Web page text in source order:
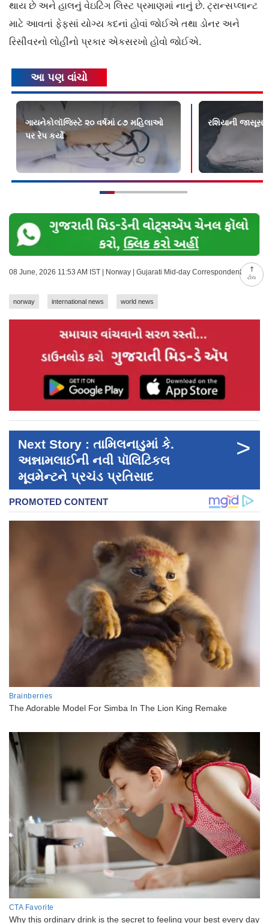
ટોચ
થાય છે અને હાલનું વેઇટિંગ લિસ્ટ પ્રમાણમાં નાનું છે. ટ્રાન્સપ્લાન્ટ
માટે આવતાં ફેફસાં યોગ્ય કદનાં હોવાં જોઈએ તથા ડોનર અને
રિસીવરનો લોહીનો પ્રકાર એકસરખો હોવો જોઈએ.
આ પણ વાંચો
ગાયનેકોલૉજિસ્ટે ૨૦ વર્ષમાં ૮૭ મહિલાઓ
પર રેપ કર્યો
રશિયાની જાસૂસ
08 June, 2026 11:53 AM IST | Norway | Gujarati Mid-day Correspondent
norway international news world news
Next Story : તામિલનાડુમાં કે.
અન્નામલાઈની નવી પૉલિટિકલ
મૂવમેન્ટને પ્રચંડ પ્રતિસાદ
>